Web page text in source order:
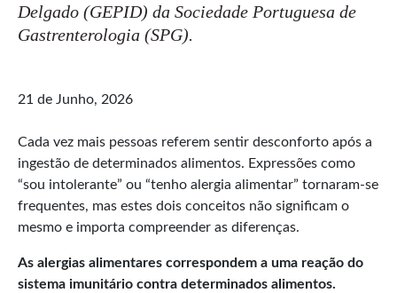
Delgado (GEPID) da Sociedade Portuguesa de
Gastrenterologia (SPG).
21 de Junho, 2026
Cada vez mais pessoas referem sentir desconforto após a
ingestão de determinados alimentos. Expressões como
“sou intolerante” ou “tenho alergia alimentar” tornaram-se
frequentes, mas estes dois conceitos não significam o
mesmo e importa compreender as diferenças.
As alergias alimentares correspondem a uma reação do
sistema imunitário contra determinados alimentos.